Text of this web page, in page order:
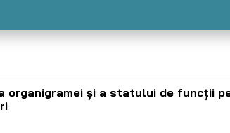
organigramei și a statului de funcții